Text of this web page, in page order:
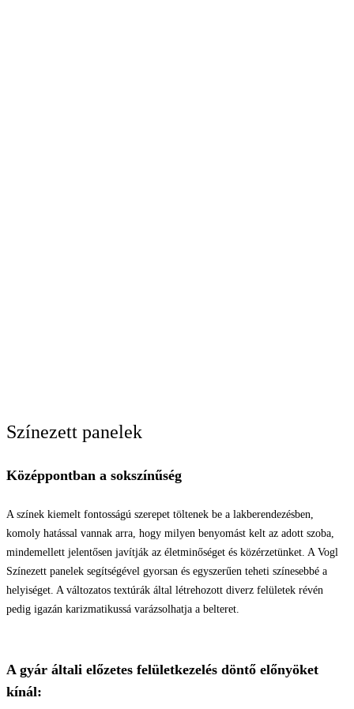
Színezett panelek
Középpontban a sokszínűség
A színek kiemelt fontosságú szerepet töltenek be a lakberendezésben,
komoly hatással vannak arra, hogy milyen benyomást kelt az adott szoba,
mindemellett jelentősen javítják az életminőséget és közérzetünket. A Vogl
Színezett panelek segítségével gyorsan és egyszerűen teheti színesebbé a
helyiséget. A változatos textúrák által létrehozott diverz felületek révén
pedig igazán karizmatikussá varázsolhatja a belteret.
A gyár általi előzetes felületkezelés döntő előnyöket
kínál: